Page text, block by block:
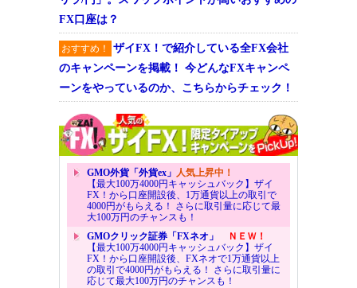
FX口座は？
おすすめ！
ザイFX！で紹介している全FX会社
のキャンペーンを掲載！ 今どんなFXキャンペ
ーンをやっているのか、こちらからチェック！
GMO外貨「外貨ex」 人気上昇中！
【最大100万4000円キャッシュバック】ザイ
FX！から口座開設後、1万通貨以上の取引で
4000円がもらえる！ さらに取引量に応じて最
大100万円のチャンスも！
GMOクリック証券「FXネオ」
ＮＥＷ！
【最大100万4000円キャッシュバック】ザイ
FX！から口座開設後、FXネオで1万通貨以上
の取引で4000円がもらえる！ さらに取引量に
応じて最大100万円のチャンスも！